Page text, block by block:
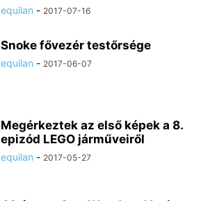
equilan - 2017-07-16
Snoke fővezér testőrsége
equilan - 2017-06-07
Megérkeztek az első képek a 8.
epizód LEGO járműveiről
equilan - 2017-05-27